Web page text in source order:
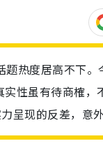
热度居高不下
性虽有待商榷，
呈现的反差，意